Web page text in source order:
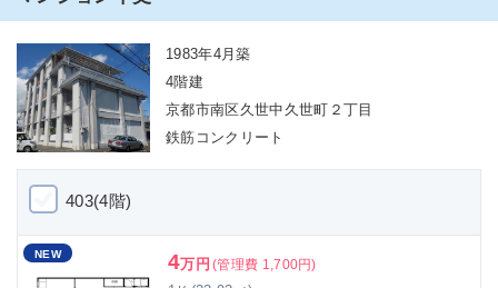
1983年4月築
4階建
京都市南区久世中久世町２丁目
鉄筋コンクリート
403(4階)
NEW 4万円 (管理費 1,700円)